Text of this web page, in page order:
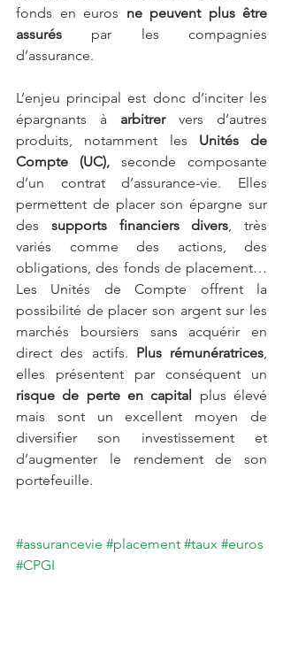
fonds en euros ne peuvent plus être
assurés par les compagnies
d’assurance.
L’enjeu principal est donc d’inciter les
épargnants à arbitrer vers d’autres
produits, notamment les Unités de
Compte (UC), seconde composante
d’un contrat d’assurance-vie. Elles
permettent de placer son épargne sur
des supports financiers divers , très
variés comme des actions, des
obligations, des fonds de placement…
Les Unités de Compte offrent la
possibilité de placer son argent sur les
marchés boursiers sans acquérir en
direct des actifs. Plus rémunératrices
risque de perte en capital plus élevé
mais sont un excellent moyen de
diversifier son investissement et
d’augmenter le rendement de son
portefeuille.
#assurancevie #placement #taux #euros
#CPGI